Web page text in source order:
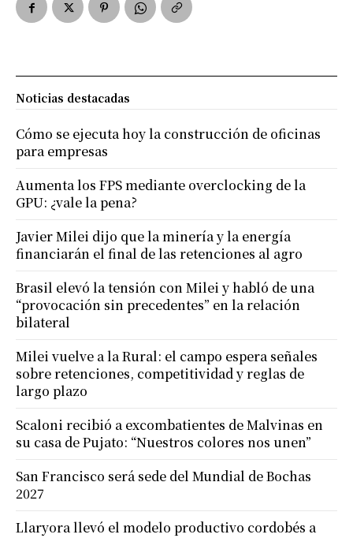
Noticias destacadas
Cómo se ejecuta hoy la construcción de oficinas
para empresas
Aumenta los FPS mediante overclocking de la
GPU: ¿vale la pena?
Javier Milei dijo que la minería y la energía
financiarán el final de las retenciones al agro
Brasil elevó la tensión con Milei y habló de una
“provocación sin precedentes” en la relación
bilateral
Milei vuelve a la Rural: el campo espera señales
sobre retenciones, competitividad y reglas de
largo plazo
Scaloni recibió a excombatientes de Malvinas en
su casa de Pujato: “Nuestros colores nos unen”
San Francisco será sede del Mundial de Bochas
2027
Llaryora llevó el modelo productivo cordobés a